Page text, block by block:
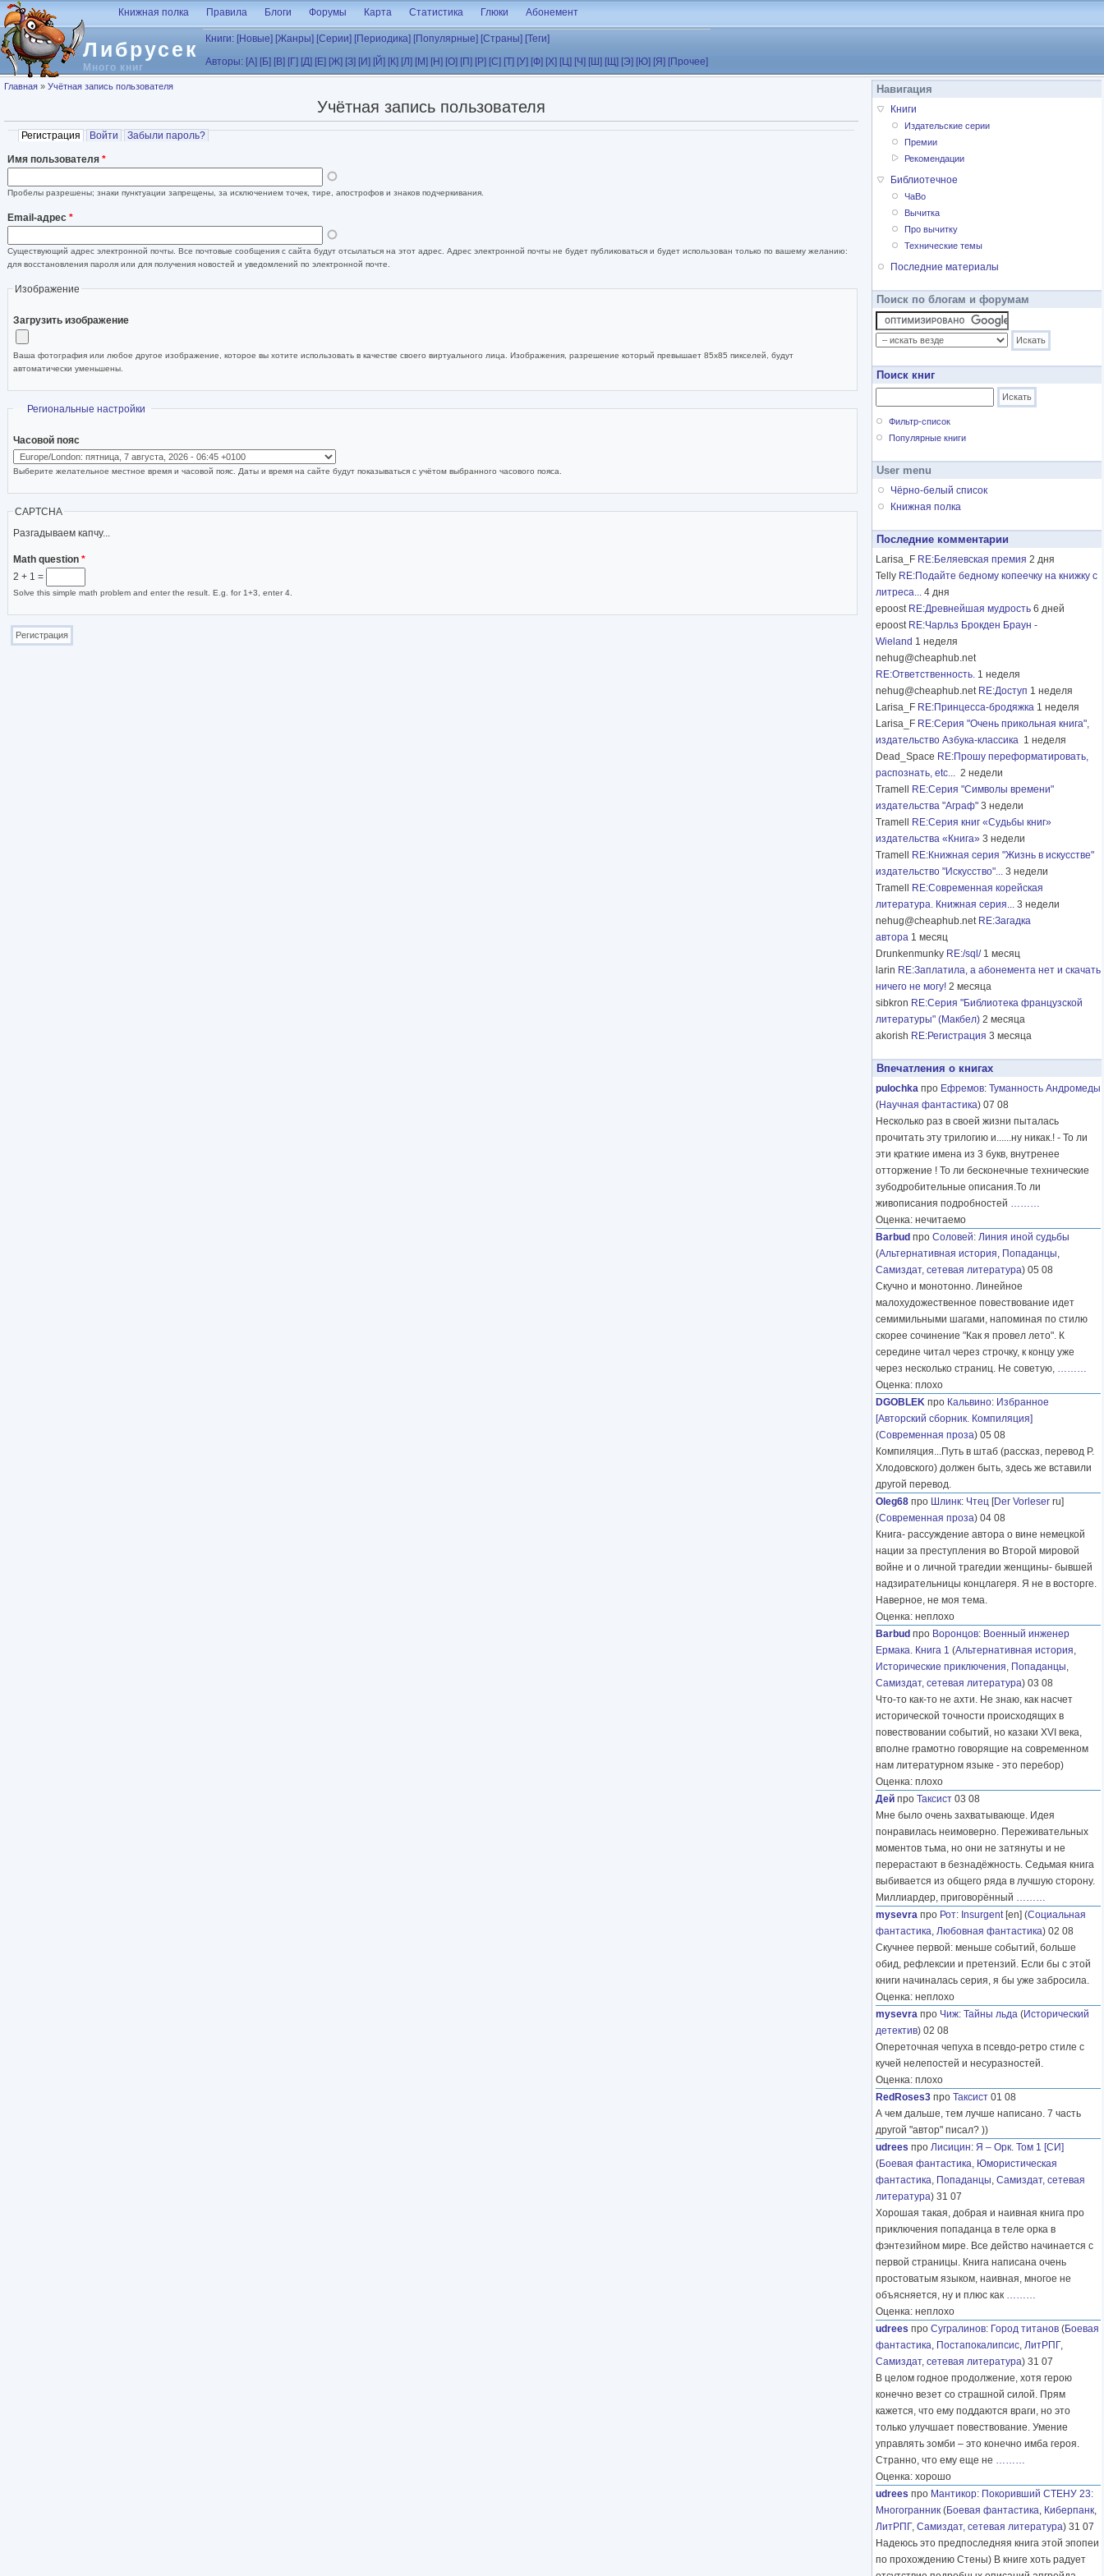
Перейти к основному содержанию
Либрусек
Много книг
Книжная полка Правила Блоги Форумы Карта Статистика Глюки Абонемент
Книги: [Новые] [Жанры] [Серии] [Периодика] [Популярные] [Страны] [Теги]
Авторы: [А] [Б] [В] [Г] [Д] [Е] [Ж] [З] [И] [Й] [К] [Л] [М] [Н] [О] [П] [Р] [С] [Т] [У] [Ф] [Х] [Ц] [Ч] [Ш] [Щ] [Э] [Ю] [Я] [Прочее]
Вы здесь
Главная » Учётная запись пользователя
Учётная запись пользователя
Главные вкладки
Регистрация (активная вкладка)
Войти Забыли пароль?
Имя пользователя *
Пробелы разрешены; знаки пунктуации запрещены, за исключением точек, тире, апострофов и знаков подчеркивания.
Email-адрес *
Существующий адрес электронной почты. Все почтовые сообщения с сайта будут отсылаться на этот адрес. Адрес электронной почты не будет публиковаться и будет использован только по вашему желанию:
для восстановления пароля или для получения новостей и уведомлений по электронной почте.
Изображение
Загрузить изображение
Ваша фотография или любое другое изображение, которое вы хотите использовать в качестве своего виртуального лица. Изображения, разрешение который превышает 85x85 пикселей, будут
автоматически уменьшены.
Скрыть
Региональные настройки
Часовой пояс
Выберите желательное местное время и часовой пояс. Даты и время на сайте будут показываться с учётом выбранного часового пояса.
CAPTCHA
Разгадываем капчу...
Math question *
2 + 1 =
Solve this simple math problem and enter the result. E.g. for 1+3, enter 4.
Навигация
Книги
Издательские серии
Премии
Рекомендации
Библиотечное
ЧаВо
Вычитка
Про вычитку
Технические темы
Последние материалы
Поиск по блогам и форумам
Поиск книг
Фильтр-список
Популярные книги
User menu
Чёрно-белый список
Книжная полка
Последние комментарии
Larisa_F RE:Беляевская премия 2 дня
Telly RE:Подайте бедному копеечку на книжку с
литреса... 4 дня
epoost RE:Древнейшая мудрость 6 дней
epoost RE:Чарльз Брокден Браун -
Wieland 1 неделя
nehug@cheaphub.net
RE:Ответственность. 1 неделя
nehug@cheaphub.net RE:Доступ 1 неделя
Larisa_F RE:Принцесса-бродяжка 1 неделя
Larisa_F RE:Серия "Очень прикольная книга",
издательство Азбука-классика 1 неделя
Dead_Space RE:Прошу переформатировать,
распознать, etc... 2 недели
Tramell
RE:Серия "Символы времени"
издательства "Аграф" 3 недели
Tramell
RE:Серия книг «Судьбы книг»
издательства «Книга» 3 недели
Tramell
RE:Книжная серия "Жизнь в искусстве"
издательство "Искусство"... 3 недели
Tramell
RE:Современная корейская
литература. Книжная серия... 3 недели
nehug@cheaphub.net RE:Загадка
автора 1 месяц
Drunkenmunky RE:/sql/ 1 месяц
larin RE:Заплатила, а абонемента нет и скачать
ничего не могу! 2 месяца
sibkron RE:Серия "Библиотека французской
литературы" (Макбел) 2 месяца
akorish RE:Регистрация 3 месяца
Впечатления о книгах
pulochka про Ефремов: Туманность Андромеды
(Научная фантастика) 07 08
Несколько раз в своей жизни пыталась
прочитать эту трилогию и......ну никак.! - То ли
эти краткие имена из 3 букв, внутренее
отторжение ! То ли бесконечные технические
зубодробительные описания.То ли
живописания подробностей ………
Оценка: нечитаемо
Barbud про Соловей: Линия иной судьбы
(Альтернативная история, Попаданцы,
Самиздат, сетевая литература) 05 08
Скучно и монотонно. Линейное
малохудожественное повествование идет
семимильными шагами, напоминая по стилю
скорее сочинение "Как я провел лето". К
середине читал через строчку, к концу уже
через несколько страниц. Не советую, ………
Оценка: плохо
DGOBLEK про Кальвино: Избранное
[Авторский сборник. Компиляция]
(Современная проза) 05 08
Компиляция...Путь в штаб (рассказ, перевод Р.
Хлодовского) должен быть, здесь же вставили
другой перевод.
Oleg68 про Шлинк: Чтец [Der Vorleser ru]
(Современная проза) 04 08
Книга- рассуждение автора о вине немецкой
нации за преступления во Второй мировой
войне и о личной трагедии женщины- бывшей
надзирательницы концлагеря. Я не в восторге.
Наверное, не моя тема.
Оценка: неплохо
Barbud про Воронцов: Военный инженер
Ермака. Книга 1 (Альтернативная история,
Исторические приключения, Попаданцы,
Самиздат, сетевая литература) 03 08
Что-то как-то не ахти. Не знаю, как насчет
исторической точности происходящих в
повествовании событий, но казаки XVI века,
вполне грамотно говорящие на современном
нам литературном языке - это перебор)
Оценка: плохо
Дей про Таксист 03 08
Мне было очень захватывающе. Идея
понравилась неимоверно. Переживательных
моментов тьма, но они не затянуты и не
перерастают в безнадёжность. Седьмая книга
выбивается из общего ряда в лучшую сторону.
Миллиардер, приговорённый ………
mysevra про Рот: Insurgent[en] (Социальная
фантастика, Любовная фантастика) 02 08
Скучнее первой: меньше событий, больше
обид, рефлексии и претензий. Если бы с этой
книги начиналась серия, я бы уже забросила.
Оценка: неплохо
mysevra про Чиж: Тайны льда (Исторический
детектив) 02 08
Опереточная чепуха в псевдо-ретро стиле с
кучей нелепостей и несуразностей.
Оценка: плохо
RedRoses3 про Таксист 01 08
А чем дальше, тем лучше написано. 7 часть
другой "автор" писал? ))
udrees про Лисицин: Я – Орк. Том 1 [СИ]
(Боевая фантастика, Юмористическая
фантастика, Попаданцы, Самиздат, сетевая
литература) 31 07
Хорошая такая, добрая и наивная книга про
приключения попаданца в теле орка в
фэнтезийном мире. Все действо начинается с
первой страницы. Книга написана очень
простоватым языком, наивная, многое не
объясняется, ну и плюс как ………
Оценка: неплохо
udrees про Сугралинов: Город титанов (Боевая
фантастика, Постапокалипсис, ЛитРПГ,
Самиздат, сетевая литература) 31 07
В целом годное продолжение, хотя герою
конечно везет со страшной силой. Прям
кажется, что ему поддаются враги, но это
только улучшает повествование. Умение
управлять зомби – это конечно имба героя.
Странно, что ему еще не ………
Оценка: хорошо
udrees про Мантикор: Покоривший СТЕНУ 23:
Многогранник (Боевая фантастика, Киберпанк,
ЛитРПГ, Самиздат, сетевая литература) 31 07
Надеюсь это предпоследняя книга этой эпопеи
по прохождению Стены) В книге хоть радует